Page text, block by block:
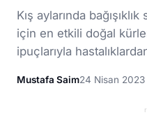
Kış aylarında
için en etkili doğal
ipuçlarıyla
Mustafa Saim24 Nisan 2023